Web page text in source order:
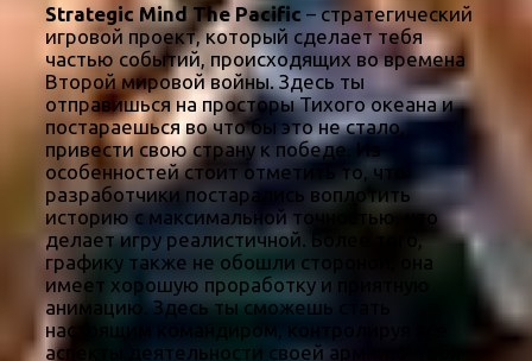
Strategic Mind The Pacific – стратегический
игровой проект, который сделает тебя
частью событий, происходящих во времена
Второй мировой войны. Здесь ты
отправишься на просторы Тихого океана и
постараешься во что бы это не стало,
привести свою страну к победе. Из
особенностей стоит отметить то, что
разработчики постарались воплотить
историю с максимальной точностью, что
делает игру реалистичной. Более того,
графику также не обошли стороной, она
имеет хорошую проработку и приятную
анимацию. Здесь ты сможешь стать
настоящим командиром, контролируя все
аспекты деятельности своей армии. У тебя